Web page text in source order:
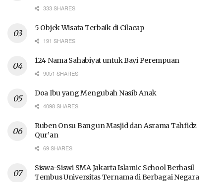
333 SHARES
5 Objek Wisata Terbaik di Cilacap
191 SHARES
124 Nama Sahabiyat untuk Bayi Perempuan
9051 SHARES
Doa Ibu yang Mengubah Nasib Anak
4098 SHARES
Ruben Onsu Bangun Masjid dan Asrama Tahfidz
Qur’an
69 SHARES
Siswa-Siswi SMA Jakarta Islamic School Berhasil
Tembus Universitas Ternama di Berbagai Negara